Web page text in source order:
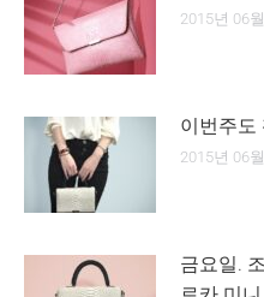
2015년 06
이번주도
2015년 06
금요일.